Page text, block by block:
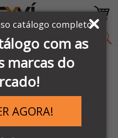
catálogo completo
com as
marcas do
AGORA!
METAL WORK